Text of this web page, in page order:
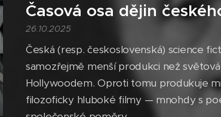
Časová osa dějin
26.10.2025
Česká (resp. československá) science
samozřejmě menší produkci než
Hollywoodem. Oproti tomu produkuje
filozoficky hluboké filmy — mnohdy s